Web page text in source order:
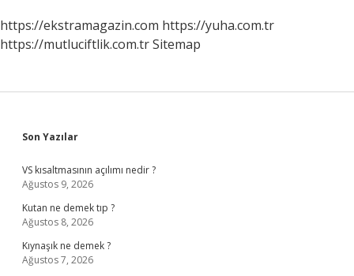
https://ekstramagazin.com https://yuha.com.tr
https://mutluciftlik.com.trSitemap
Sidebar
Son Yazılar
VS kısaltmasının açılımı nedir ?
Ağustos 9, 2026
Kutan ne demek tıp ?
Ağustos 8, 2026
Kıynaşık ne demek ?
Ağustos 7, 2026